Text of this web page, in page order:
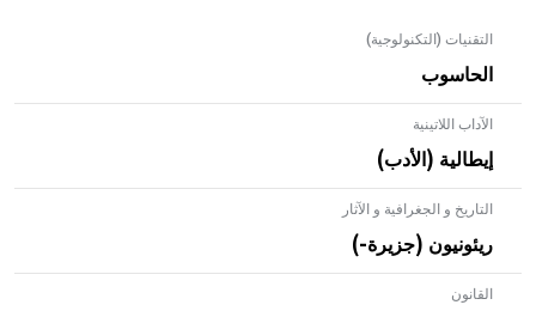
التقنيات (التكنولوجية)
الحاسوب
الآداب اللاتينية
إيطالية (الأدب)
التاريخ و الجغرافية و الآثار
ريئونيون (جزيرة-)
القانون- هل تعلم أن الأبلق نوع من الفنون الهندسية التي ارتبطت